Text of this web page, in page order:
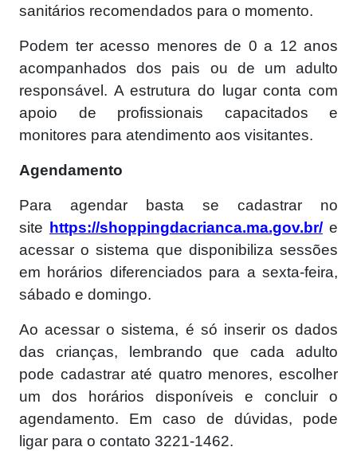
sanitários recomendados para o momento.
Podem ter acesso menores de 0 a 12 anos
acompanhados dos pais ou de um adulto
responsável. A estrutura do lugar conta com
apoio de profissionais capacitados e
monitores para atendimento aos visitantes.
Agendamento
Para agendar basta se cadastrar no
site https://shoppingdacrianca.ma.gov.br/ e
acessar o sistema que disponibiliza sessões
em horários diferenciados para a sexta-feira,
sábado e domingo.
Ao acessar o sistema, é só inserir os dados
das crianças, lembrando que cada adulto
pode cadastrar até quatro menores, escolher
um dos horários disponíveis e concluir o
agendamento. Em caso de dúvidas, pode
ligar para o contato 3221-1462.